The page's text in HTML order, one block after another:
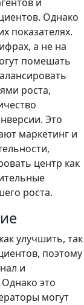
Однако
показателях.
а не на
помешать
роста,
Это
маркетинг и
центр как
роста.
улучшить, так
поэтому
и
это
могут